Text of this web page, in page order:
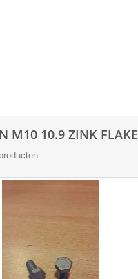
M10 10.9 ZINK FLAKE